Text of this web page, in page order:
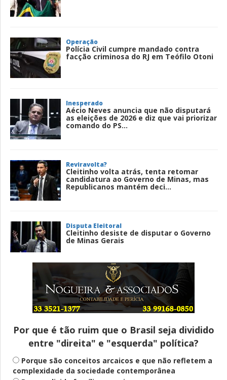
Operação
Polícia Civil cumpre mandado contra
facção criminosa do RJ em Teófilo Otoni
Inesperado
Aécio Neves anuncia que não disputará
as eleições de 2026 e diz que vai priorizar
comando do PS...
Reviravolta?
Cleitinho volta atrás, tenta retomar
candidatura ao Governo de Minas, mas
Republicanos mantém deci...
Disputa Eleitoral
Cleitinho desiste de disputar o Governo
de Minas Gerais
Entenda
Pix Pensão Alimentícia: entenda o que é
e como solicitar
Saúde Mental
Plataforma oferece escuta em saúde
mental para jovens no SUS Digital
Por que é tão ruim que o Brasil seja dividido
entre "direita" e "esquerda" política?
Porque são conceitos arcaicos e que não refletem a
complexidade da sociedade contemporânea